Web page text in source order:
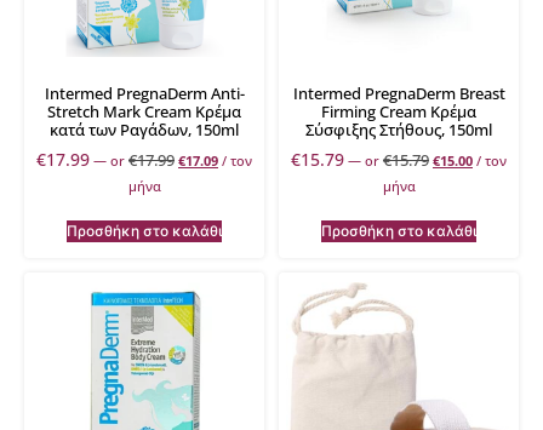
Intermed PregnaDerm Anti-
Stretch Mark Cream Κρέμα
κατά των Ραγάδων, 150ml
€17.99 — or €17.99 €17.09 / τον
μήνα
Προσθήκη στο καλάθι
Intermed PregnaDerm Breast
Firming Cream Κρέμα
Σύσφιξης Στήθους, 150ml
€15.79 — or €15.79 €15.00 / τον
μήνα
Προσθήκη στο καλάθι